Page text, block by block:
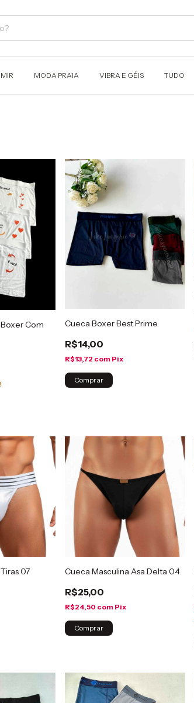
MODA PRAIA VIBRA E GÉIS TUDO
Com
Cueca Boxer Best Prime
R$14,00
R$13,72 com Pix
Comprar
07 Cueca Masculina Asa Delta 04
R$25,00
R$24,50 com Pix
Comprar